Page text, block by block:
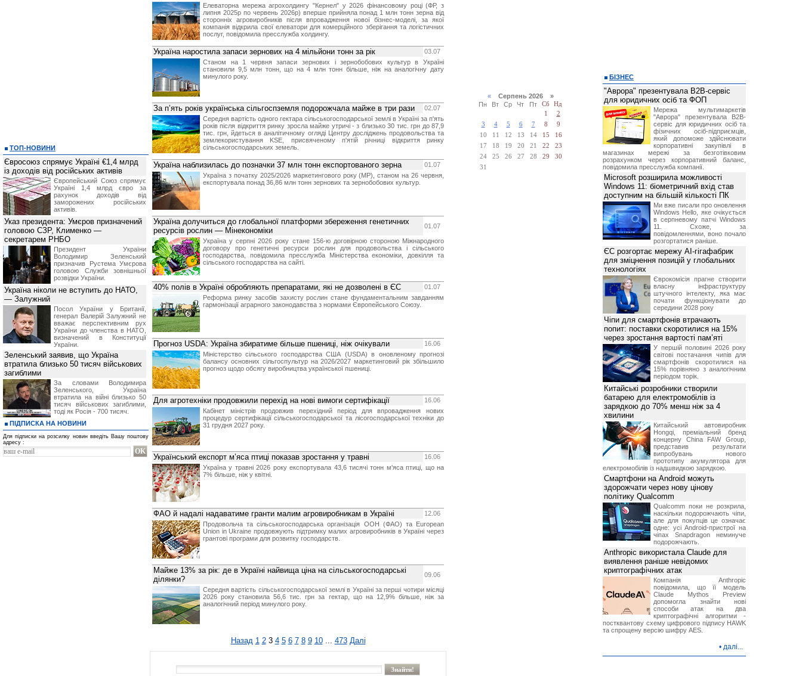
Елеваторна мережа агрохолдингу "Кернел" у 2026 фінансовому році (ФР, з
липня 2025р по червень 2026р) вперше прийняла понад 1 млн тонн зерна від
сторонніх агровиробників після впровадження нової бізнес-моделі, за якої
компанія відкрила свої елеватори для комерційного зберігання та логістичних
послуг, повідомила пресслужба холдингу.
Україна наростила запаси зернових на 4 мільйони тонн за рік
03.07
Станом на 1 червня запаси зернових і зернобобових культур в Україні
становили 9,5 млн тонн, що на 4 млн тонн більше, ніж на аналогічну дату
минулого року.
За п’ять років українська сільгоспземля подорожчала майже в три рази
02.07
Середня вартість одного гектара сільськогосподарської землі в Україні за п'ять
років після відкриття ринку зросла майже утричі - з близько 30 тис. грн до 87,9
тис. грн, йдеться в аналітичному огляді Центру досліджень продовольства та
землекористування KSE, присвяченому п'ятій річниці відкриття ринку
сільськогосподарських земель.
Україна наблизилась до позначки 37 млн тонн експортованого зерна
01.07
Україна з початку 2025/2026 маркетингового року (МР), станом на 26 червня,
експортувала понад 36,86 млн тонн зернових та зернобобових культур.
Україна долучиться до глобальної платформи збереження генетичних
ресурсів рослин — Мінекономіки
01.07
Україна у серпні 2026 року стане 156-ю договірною стороною Міжнародного
договору про генетичні ресурси рослин для продовольства і сільського
господарства, повідомила пресслужба Міністерства економіки, довкілля та
сільського господарства на сайті.
40% полів в Україні обробляють препаратами, які не дозволені в ЄС
01.07
Реформа ринку засобів захисту рослин стане фундаментальним завданням
гармонізації аграрного законодавства з нормами Європейського Союзу.
Прогноз USDA: Україна збиратиме більше пшениці, ніж очікували
16.06
Міністерство сільського господарства США (USDA) в оновленому прогнозі
балансу основних сільгоспультур на 2026/2027 маркетинговий рік збільшило
прогноз щодо обсягу виробництва української пшениці.
Для агротехніки продовжили перехід на нові вимоги сертифікації
16.06
Кабінет міністрів продовжив перехідний період для впровадження нових
процедур сертифікації сільськогосподарської та лісогосподарської техніки до
31 грудня 2027 року.
Український експорт м’яса птиці показав зростання у травні
16.06
Україна у травні 2026 року експортувала 43,6 тисячі тонн м'яса птиці, що на
7% більше, ніж у квітні.
ФАО й надалі надаватиме гранти малим агровиробникам в Україні
12.06
Продовольча та сільськогосподарська організація ООН (ФАО) та European
Union in Ukraine продовжують підтримку малих агровиробників в Україні через
грантові програми для розвитку господарств.
Майже 13% за рік: де в Україні найвища ціна на сільськогосподарські
ділянки?
09.06
Середня вартість сільськогосподарської землі в Україні за перші чотири місяці
2026 року становила 56,6 тис. грн за гектар, що на 12,9% більше, ніж за
аналогічний період минулого року.
Назад 1 2 3 4 5 6 7 8 9 10... 473 Далі
ТОП-НОВИНИ
Євросоюз спрямує Україні €1,4 млрд
із доходів від російських активів
Європейський Союз спрямує
Україні 1,4 млрд євро за
рахунок доходів від
заморожених російських
активів.
Указ президента: Умєров призначений
головою СЗР, Клименко —
секретарем РНБО
Президент України
Володимир Зеленський
призначив Pустема Умєрова
головою Служби зовнішньої
розвідки України.
Україна ніколи не вступить до НАТО,
— Залужний
Посол України у Британії,
генерал Валерій Залужний не
вважає перспективним рух
України до членства в НАТО,
визначений в Конституції
України.
Зеленський заявив, що Україна
втратила близько 50 тисяч військових
загиблими
За словами Володимира
Зеленського, Україна
втратила на війні близько 50
тисяч військових загиблими,
тоді як Росія - 700 тисяч.
ПІДПИСКА НА НОВИНИ
Для підписки на розсилку новин введіть Вашу поштову
адресу :
«Серпень 2026 »
Пн
Вт Ср Чт Пт Сб
Нд
1
2
3
4 5 6 7 8
9
10
11 12 13 14 15
16
17
18 19 20 21 22
23
24
25 26 27 28 29
30
31
БІЗНЕС
"Аврора" презентувала B2B-сервіс
для юридичних осіб та ФОП
Мережа мультимаркетів
"Аврора" презентувала B2B-
сервіс для юридичних осіб та
фізичних осіб-підприємців,
який допоможе здійснювати
корпоративні закупівлі в
магазинах мережі за безготівковим
розрахунком через корпоративний баланс,
повідомила пресслужба компанії.
Microsoft розширила можливості
Windows 11: біометричний вхід став
доступним на більшій кількості ПК
Ми вже писали про оновлення
Windows Hello, яке очікується
в серпневому патчі Windows
11. Схоже, за
повідомленнями, воно почало
розгортатися раніше.
ЄС розгортає мережу AI-гігафабрик
для зміцнення позицій у глобальних
технологіях
Єврокомісія прагне створити
власну інфраструктуру
штучного інтелекту, яка має
почати функціонувати до
середини 2028 року
Чіпи для смартфонів втрачають
попит: поставки скоротилися на 15%
через зростання вартості пам’яті
У першій половині 2026 року
світові постачання чипів для
смартфонів скоротилися на
15% порівняно з аналогічним
періодом торік.
Китайські розробники створили
батарею для електромобілів із
зарядкою до 70% менш ніж за 4
хвилини
Китайський автовиробник
Hongqi, преміальний бренд
концерну China FAW Group,
представив результати
випробувань нового
прототипу акумулятора для
електромобілів із надшвидкою зарядкою.
Смартфони на Android можуть
здорожчати через нову цінову
політику Qualcomm
Qualcomm поки не розкрила,
наскільки подорожчають чіпи,
але для покупців це означає
одне: усі Android-пристрої на
чіпах Snapdragon неминуче
подорожчають.
Anthropic використала Claude для
виявлення раніше невідомих
криптографічних атак
Компанія Anthropic
повідомила, що її модель
Claude Mythos Preview
допомогла знайти нові
способи атак на два
криптографічні алгоритми -
постквантову схему цифрового підпису HAWK
та спрощену версію шифру AES.
• далі...